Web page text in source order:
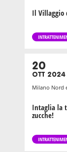
Il Villaggio
20
OTT 2024
Milano Nord
Intaglia la
zucche!